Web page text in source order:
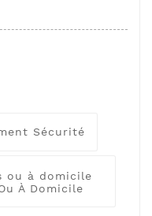
Sécurité
À Domicile